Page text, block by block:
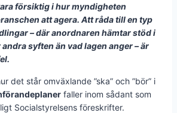
försiktig i hur myndigheten
att agera. Att råda till en typ
– där anordnaren hämtar stöd i
syften än vad lagen anger – är
det står omväxlande ”ska” och ”bör” i
faller inom sådant som
Socialstyrelsens föreskrifter.